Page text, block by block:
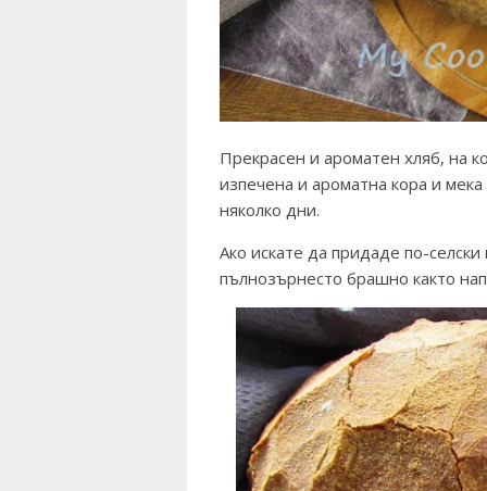
Прекрасен и ароматен хляб, на
изпечена и ароматна кора и
няколко дни.
Ако искате да придаде по-
пълнозърнесто брашно както